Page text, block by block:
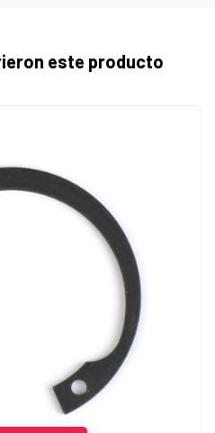
este producto